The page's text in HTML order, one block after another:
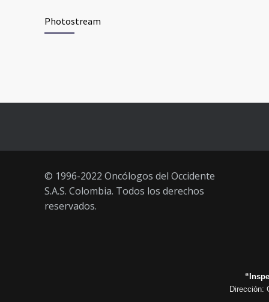
junio 2021)
años
Photostream
© 1996-2022 Oncólogos del Occidente
S.A.S. Colombia. Todos los derechos
reservados.
Dirección: